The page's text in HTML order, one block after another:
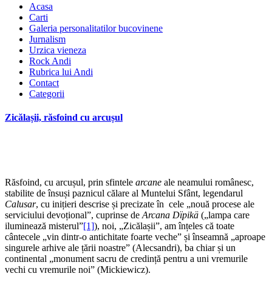
Acasa
Carti
Galeria personalitatilor bucovinene
Jurnalism
Urzica vieneza
Rock Andi
Rubrica lui Andi
Contact
Categorii
Zicălașii, răsfoind cu arcușul
Răsfoind, cu arcușul, prin sfintele arcane ale neamului românesc,
stabilite de însuși paznicul călare al Muntelui Sfânt, legendarul
Calusar, cu inițieri descrise și precizate în cele „nouă procese ale
serviciului devoțional”, cuprinse de Arcana Dïpikä („lampa care
iluminează misterul”[1]), noi, „Zicălașii”, am înțeles că toate
cântecele „vin dintr-o antichitate foarte veche” și înseamnă „aproape
singurele arhive ale țării noastre” (Alecsandri), ba chiar și un
continental „monument sacru de credință pentru a uni vremurile
vechi cu vremurile noi” (Mickiewicz).